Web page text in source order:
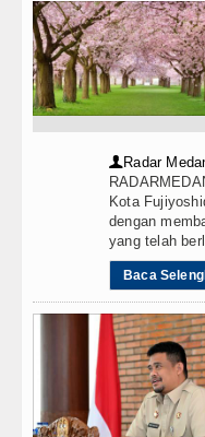
👤 Radar
Kota
dengan
yang telah
Baca